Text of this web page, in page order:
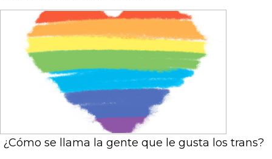
¿Cómo se llama la gente que le gusta los trans?